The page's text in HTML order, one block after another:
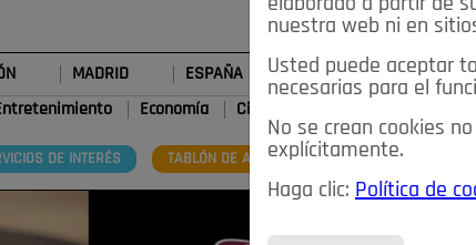
MADRID ESPAÑA DEPORTES
Economía Ciencia&Tecnología
DE INTERÉS TABLÓN DE ANUNCIOS MIS ANUNCIOS
elaborado a partir de
nuestra web ni en
Usted puede aceptar
necesarias para el
No se crean cookies
explícitamente.
Haga clic: Política de